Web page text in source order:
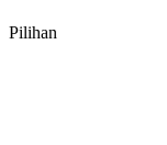
Pilihan